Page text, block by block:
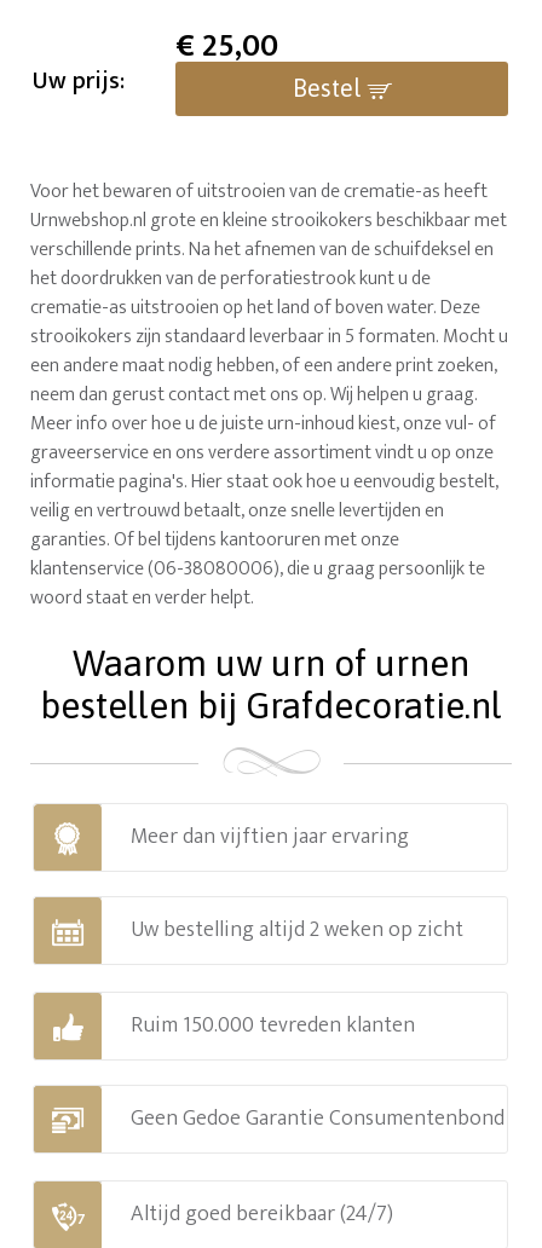
Uw prijs:
€25,00
Bestel
Voor het bewaren of uitstrooien van de crematie-as heeft
Urnwebshop.nl grote en kleine strooikokers beschikbaar met
verschillende prints. Na het afnemen van de schuifdeksel en
het doordrukken van de perforatiestrook kunt u de
crematie-as uitstrooien op het land of boven water. Deze
strooikokers zijn standaard leverbaar in 5 formaten. Mocht u
een andere maat nodig hebben, of een andere print zoeken,
neem dan gerust contact met ons op. Wij helpen u graag.
Meer info over hoe u de juiste urn-inhoud kiest, onze vul- of
graveerservice en ons verdere assortiment vindt u op onze
informatie pagina's. Hier staat ook hoe u eenvoudig bestelt,
veilig en vertrouwd betaalt, onze snelle levertijden en
garanties. Of bel tijdens kantooruren met onze
klantenservice (06-38080006), die u graag persoonlijk te
woord staat en verder helpt.
Waarom uw urn of urnen
bestellen bij Grafdecoratie.nl
Meer dan vijftien jaar ervaring
Uw bestelling altijd 2 weken op zicht
Ruim 150.000 tevreden klanten
Geen Gedoe Garantie Consumentenbond
Altijd goed bereikbaar (24/7)